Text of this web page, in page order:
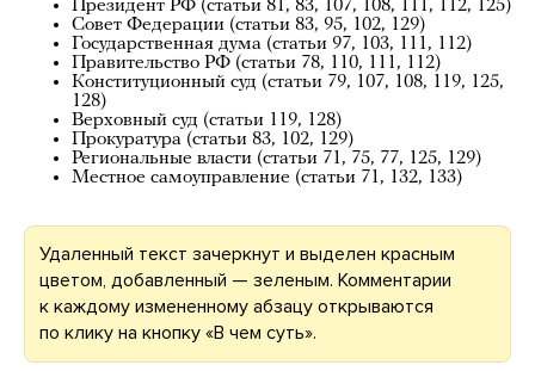
Президент РФ (статьи 81, 83, 107, 108, 111, 112, 125)
Совет Федерации (статьи 83, 95, 102, 129)
Государственная дума (статьи 97, 103, 111, 112)
Правительство РФ (статьи 78, 110, 111, 112)
Конституционный суд (статьи 79, 107, 108, 119, 125,
128)
Верховный суд (статьи 119, 128)
Прокуратура (статьи 83, 102, 129)
Региональные власти (статьи 71, 75, 77, 125, 129)
Местное самоуправление (статьи 71, 132, 133)
Удаленный текст зачеркнут и выделен красным
цветом, добавленный — зеленым. Комментарии
к каждому измененному абзацу открываются
по клику на кнопку «В чем суть».